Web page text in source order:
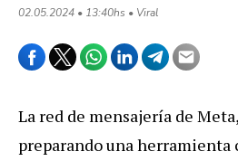
02.05.2024 • 13:40hs • Viral
La red de mensajería de Meta,
preparando una herramienta